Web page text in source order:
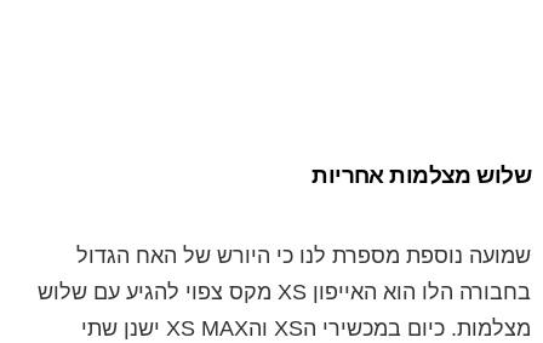
שלוש מצלמות אחריות
שמועה נוספת מספרת לנו כי היורש של האח הגדול
בחבורה הלו הוא האייפון XS מקס צפוי להגיע עם שלוש
מצלמות. כיום במכשירי הXS והXS MAX ישנן שתי